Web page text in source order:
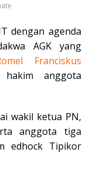
dengan agenda
AGK yang
Franciskus
anggota
wakil ketua PN,
anggota tiga
edhock Tipikor